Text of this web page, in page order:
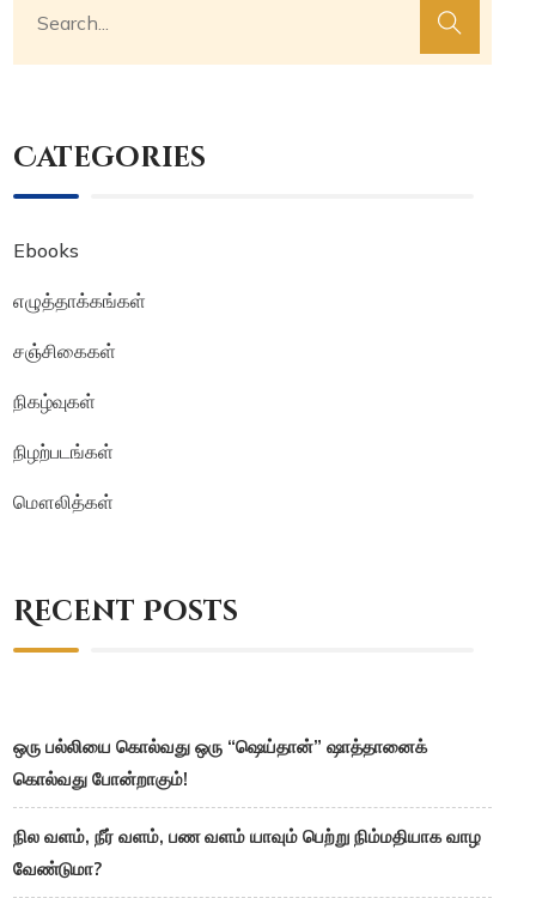
Categories
Ebooks
எழுத்தாக்கங்கள்
சஞ்சிகைகள்
நிகழ்வுகள்
நிழற்படங்கள்
மௌலித்கள்
Recent Posts
ஒரு பல்லியை கொல்வது ஒரு “ஷெய்தான்” ஷாத்தானைக்
கொல்வது போன்றாகும்!
நில வளம், நீர் வளம், பண வளம் யாவும் பெற்று நிம்மதியாக வாழ
வேண்டுமா?